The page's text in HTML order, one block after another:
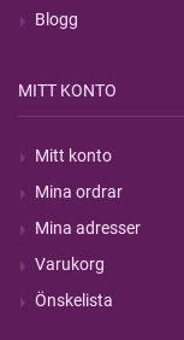
Blogg
MITT KONTO
Mitt konto
Mina ordrar
Mina adresser
Varukorg
Önskelista